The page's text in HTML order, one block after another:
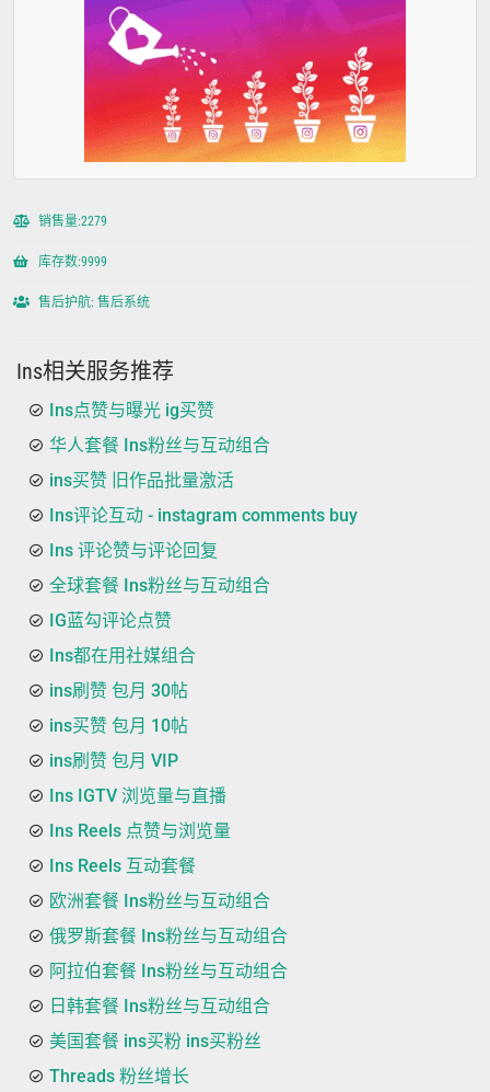
销售量:2279
库存数:9999
售后护航: 售后系统
Ins相关服务推荐
Ins点赞与曝光 ig买赞
华人套餐 Ins粉丝与互动组合
ins买赞 旧作品批量激活
Ins评论互动 - instagram comments buy
Ins 评论赞与评论回复
全球套餐 Ins粉丝与互动组合
IG蓝勾评论点赞
Ins都在用社媒组合
ins刷赞 包月 30帖
ins买赞 包月 10帖
ins刷赞 包月 VIP
Ins IGTV 浏览量与直播
Ins Reels 点赞与浏览量
Ins Reels 互动套餐
欧洲套餐 Ins粉丝与互动组合
俄罗斯套餐 Ins粉丝与互动组合
阿拉伯套餐 Ins粉丝与互动组合
日韩套餐 Ins粉丝与互动组合
美国套餐 ins买粉 ins买粉丝
Threads 粉丝增长